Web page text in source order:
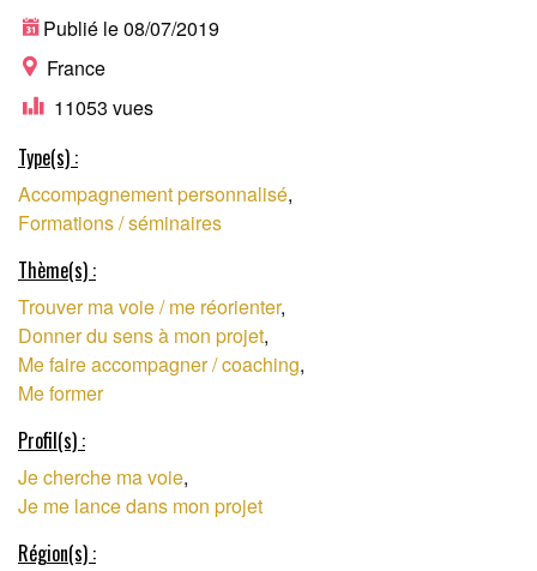
FORMATIONS POUR
TROUVER SA VOIE
ET METTRE DU SENS
DANS SON
PARCOURS
PROFESSIONNEL
Publié le 08/07/2019
France
11053 vues
Type(s) :
Accompagnement personnalisé,
Formations / séminaires
Thème(s) :
Trouver ma voie / me réorienter,
Donner du sens à mon projet,
Me faire accompagner / coaching,
Me former
Profil(s) :
Je cherche ma voie,
Je me lance dans mon projet
Région(s) :